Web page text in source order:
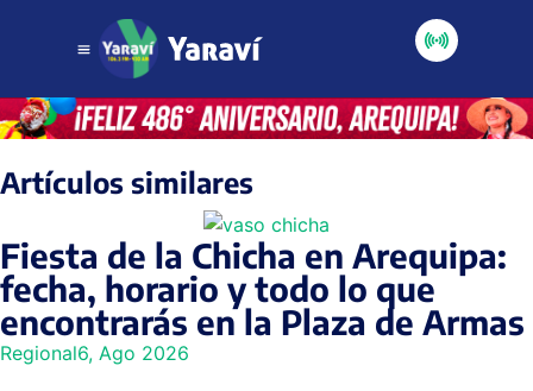
Artículos similares
Fiesta de la Chicha en Arequipa:
fecha, horario y todo lo que
encontrarás en la Plaza de Armas
Regional6, Ago 2026